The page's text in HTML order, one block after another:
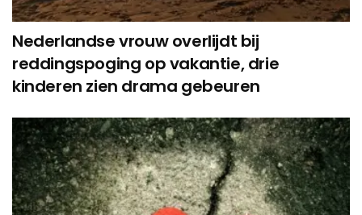
Nederlandse vrouw overlijdt bij
reddingspoging op vakantie, drie
kinderen zien drama gebeuren